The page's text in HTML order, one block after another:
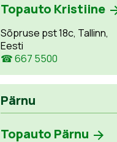
Topauto Kristiine
Sõpruse pst 18c, Tallinn,
Eesti
☎ 667 5500
Pärnu
Topauto Pärnu